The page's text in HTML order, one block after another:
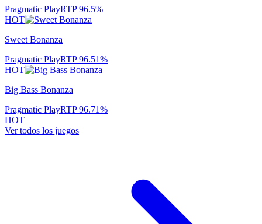
Pragmatic PlayRTP96.5%
HOT
Sweet Bonanza
Pragmatic PlayRTP96.51%
HOT
Big Bass Bonanza
Pragmatic PlayRTP96.71%
HOT
Ver todos los juegos